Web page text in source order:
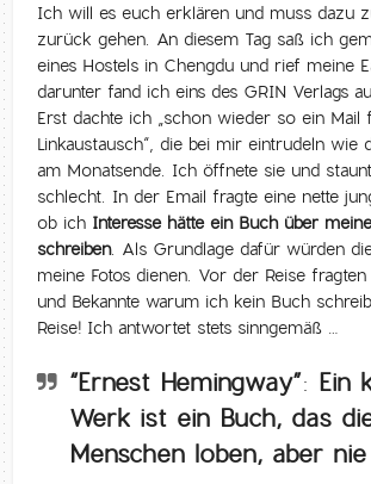
Ich will es euch erklären und muss dazu
zurück gehen. An diesem Tag saß ich
eines Hostels in Chengdu und rief meine
darunter fand ich eins des GRIN Verlags
Erst dachte ich „schon wieder so ein Mail
Linkaustausch“, die bei mir eintrudeln wie
am Monatsende. Ich öffnete sie und
schlecht. In der Email fragte eine nette
ob ich Interesse hätte ein Buch über
schreiben. Als Grundlage dafür würden
meine Fotos dienen. Vor der Reise
und Bekannte warum ich kein Buch
Reise! Ich antwortet stets sinngemäß …
“Ernest Hemingway”: Ein
Werk ist ein Buch, das
Menschen loben, aber nie